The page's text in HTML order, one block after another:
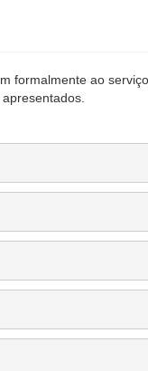
formalmente ao